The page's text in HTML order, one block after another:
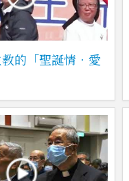
的「聖誕情．愛